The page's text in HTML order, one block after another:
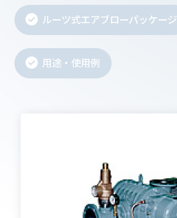
ルーツ式エアブローパッケージ
用途・使用例